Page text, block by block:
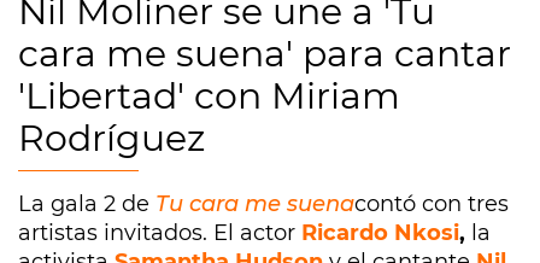
Nil Moliner se une a 'Tu
cara me suena' para cantar
'Libertad' con Miriam
Rodríguez
La gala 2 de Tu cara me suenacontó con tres
artistas invitados. El actor Ricardo Nkosi, la